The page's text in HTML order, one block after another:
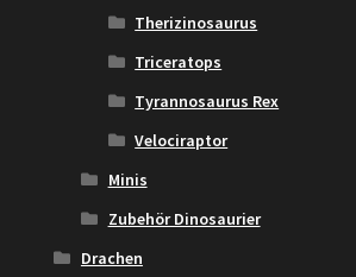
Therizinosaurus
Triceratops
Tyrannosaurus Rex
Velociraptor
Minis
Zubehör Dinosaurier
Drachen